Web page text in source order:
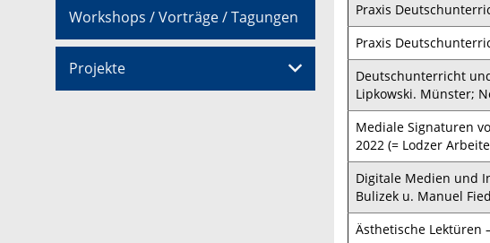
Workshops / Vorträge / Tagungen
Projekte
Praxis
Praxis
Deutschunterricht
Lipkowski. Münster;
Mediale Signaturen
2022 (= Lodzer
Digitale Medien und
Bulizek u. Manuel
Ästhetische Lektüren